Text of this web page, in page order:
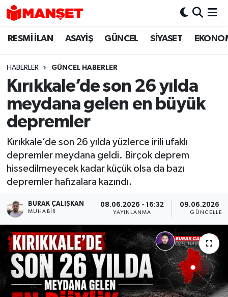
RESMİ İLAN ASAYİŞ GÜNCEL SİYASET
HABERLER GÜNCEL HABERLER
Kırıkkale’de son 26 yılda
meydana gelen en büyük
depremler
Kırıkkale’de son 26 yılda yüzlerce irili ufaklı
depremler meydana geldi. Birçok deprem
hissedilmeyecek kadar küçük olsa da bazı
depremler hafızalara kazındı.
BURAK ÇALIŞKAN
MUHABIR
08.06.2026 - 16:32
YAYINLANMA
09.06.2026 -
Hava Durumu
Trafik Durumu
Süper Lig Puan Durumu ve Fikstür
Tüm Manşetler
Son Dakika Haberleri
Haber Arşivi